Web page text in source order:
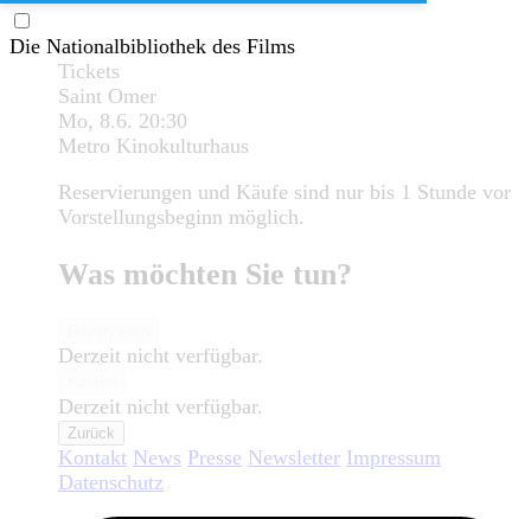
Die Nationalbibliothek des Films
Tickets
Saint Omer
Mo, 8.6. 20:30
Metro Kinokulturhaus
Reservierungen und Käufe sind nur bis 1 Stunde vor
Vorstellungsbeginn möglich.
Was möchten Sie tun?
Derzeit nicht verfügbar.
Derzeit nicht verfügbar.
Zurück
Kontakt News Presse Newsletter Impressum
Datenschutz